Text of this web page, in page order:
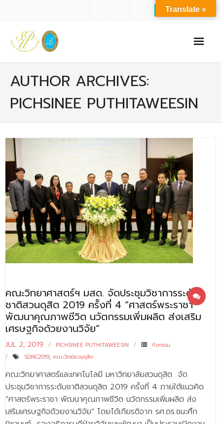
- ปรัชญาการจัดการศึกษา มหาวิทยาลัยสวนดุสิต
- บุคลากร
- - สำนักงานคณะวิทยาศาสตร์และเทคโนโลยี
- - บุคลากรวิชาการ
- - บุคลากรสนับสนุน
หลักสูตร
- - วิทยาการคอมพิวเตอร์
- - วิทยาศาสตร์เครื่องสำอาง
- - อาชีวอนามัยและความปลอดภัย
- - อนามัยสิ่งแวดล้อมและสาธารณภัย
- - ความมั่นคงปลอดภัยไซเบอร์
- - อุตสาหกรรมชีวภาพเพื่อธุรกิจ
AUTHOR ARCHIVES:
PICHSINEE PUTHITAWEESIN
คณะวิทยาศาสตร์ฯ มสด. จัดประชุมวิชาการระดับ
ชาติสวนดุสิต 2019 ครั้งที่ 4 “ศาสตร์พระราชา
พัฒนาคุณภาพชีวิต นวัตกรรมเพิ่มผลิต ส่งเสริม
เศรษฐกิจด้วยงานวิจัย”
JUL 2, 2019 PICHSINEE PUTHITAWEESIN
กิจกรรม
SDNC2019, คณะวิทย์สวนดุสิต
คณะวิทยาศาสตร์และเทคโนโลยี มหาวิทยาลัยสวนดุสิต จัด
ประชุมวิชาการระดับชาติสวนดุสิต 2019 ครั้งที่ 4 ภายใต้แนวคิด
“ศาสตร์พระราชา พัฒนาคุณภาพชีวิต นวัตกรรมเพิ่มผลิต ส่ง
เสริมเศรษฐกิจด้วยงานวิจัย” โดยได้เกียรติจาก รศ.ดร.ชนะศึก
Translate »